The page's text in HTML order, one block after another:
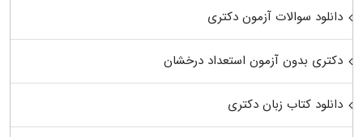
دانلود سوالات آزمون دکتری
دکتری بدون آزمون استعداد درخشان
دانلود کتاب زبان دکتری